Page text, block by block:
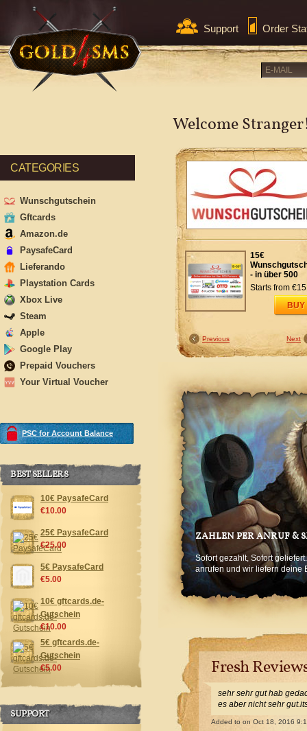
Support Order
Welcome
15€
- in über 500
Shops
Starts from
BUY
Previous Next
ZAHLEN PER ANRUF &
Sofort gezahlt, Sofort
anrufen und wir liefern deine
Fresh
sehr sehr gut hab
es aber nicht sehr
Added to on Oct 18, 2016
CATEGORIES
Wunschgutschein
Gftcards
Amazon.de
PaysafeCard
Lieferando
Playstation Cards
Xbox Live
Steam
Apple
Google Play
Prepaid Vouchers
Your Virtual Voucher
PSC for Account Balance
BEST SELLERS
10€ PaysafeCard
€10.00
25€ PaysafeCard
€25.00
5€ PaysafeCard
€5.00
10€ gftcards.de-
Gutschein
€10.00
5€ gftcards.de-
Gutschein
€5.00
SUPPORT